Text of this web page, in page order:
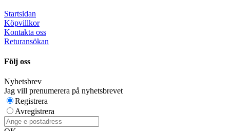
Startsidan
Köpvillkor
Kontakta oss
Returansökan
Följ oss
Nyhetsbrev
Jag vill prenumerera på nyhetsbrevet
Registrera
Avregistrera